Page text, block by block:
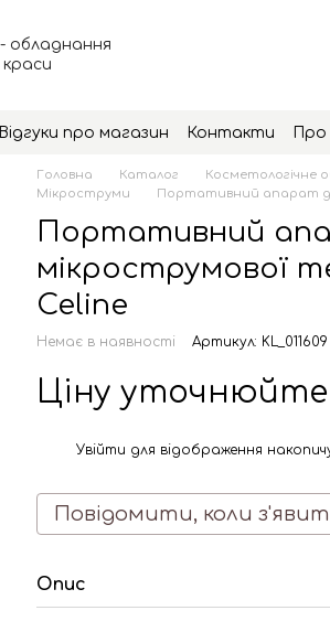
Відгуки про магазин Контакти Про
Головна Каталог Косметологічне
Мікроструми
Портативний апарат
Портативний
мікрострумової
Celine
Немає в наявності Артикул: KL_011609
Ціну уточнюйте
Увійти для відображення
Повідомити, коли
Опис